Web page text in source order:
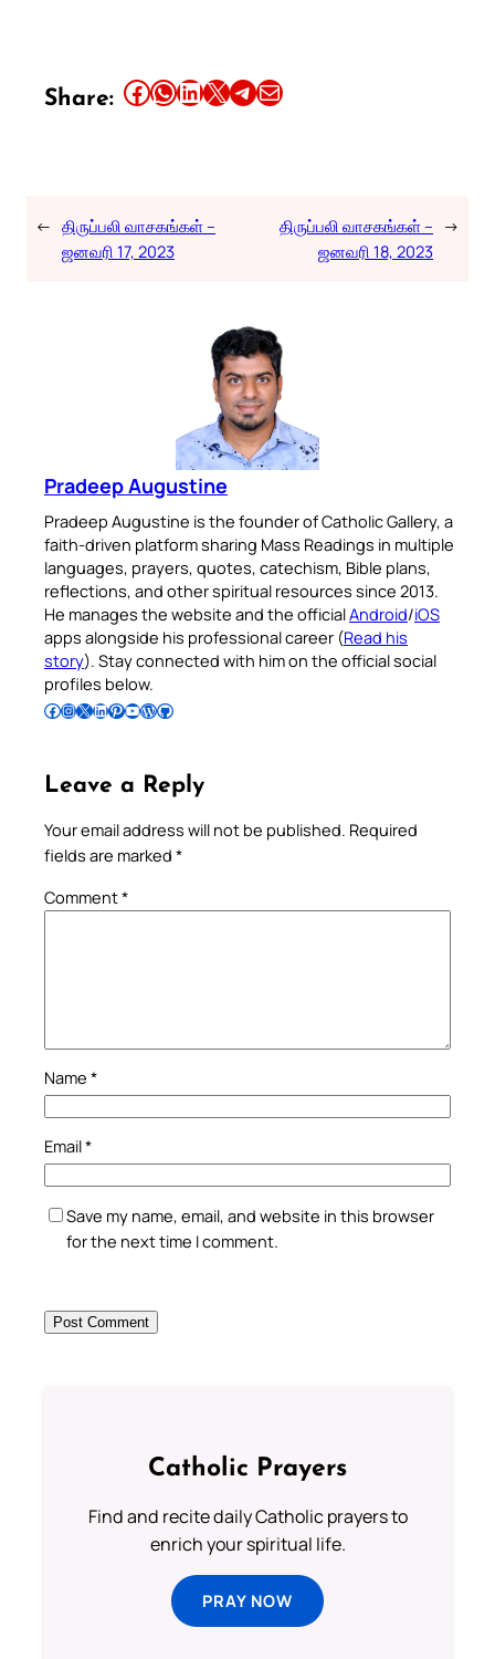
Share: Share this article on Facebook Share this article on WhatsApp Share this article on LinkedIn Share this article on X Share this article on TelegramEmail this Article
← திருப்பலி வாசகங்கள் –
ஜனவரி 17, 2023
திருப்பலி வாசகங்கள் –
ஜனவரி 18, 2023
→
Pradeep Augustine
Pradeep Augustine is the founder of Catholic Gallery, a
faith-driven platform sharing Mass Readings in multiple
languages, prayers, quotes, catechism, Bible plans,
reflections, and other spiritual resources since 2013.
He manages the website and the officialAndroid/iOS
apps alongside his professional career (Read his
story). Stay connected with him on the official social
profiles below.
Follow Pradeep on Facebook Follow Pradeep on InstagramFollow Pradeep on X Follow Pradeep on LinkedIn Follow Pradeep on Pinterest Subscribe to Pradeep’s Youtube Channel Follow Pradeep on WordPress Follow Pradeep on GitHub
Leave a Reply
Your email address will not be published. Required
fields are marked *
Comment*
Name *
Email*
Save my name, email, and website in this browser
for the next time I comment.
Catholic Prayers
Find and recite daily Catholic prayers to
enrich your spiritual life.
PRAY NOW